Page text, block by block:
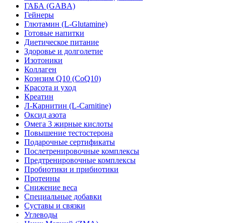
ГАБА (GABA)
Гейнеры
Глютамин (L-Glutamine)
Готовые напитки
Диетическое питание
Здоровье и долголетие
Изотоники
Коллаген
Коэнзим Q10 (CoQ10)
Красота и уход
Креатин
Л-Карнитин (L-Сarnitine)
Оксид азота
Омега 3 жирные кислоты
Повышение тестостерона
Подарочные сертификаты
Послетренировочные комплексы
Предтренировочные комплексы
Пробиотики и прибиотики
Протеины
Снижение веса
Специальные добавки
Суставы и связки
Углеводы